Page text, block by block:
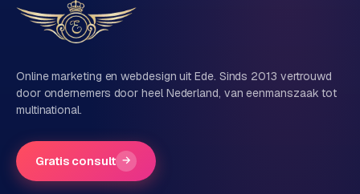
Vertel ons over je project
Naam
Bedrijfsnaam
Telefoonnummer(optioneel)
Online marketing en webdesign uit Ede. Sinds 2013 vertrouwd
door ondernemers door heel Nederland, van eenmanszaak tot
multinational.
Gratis consult →